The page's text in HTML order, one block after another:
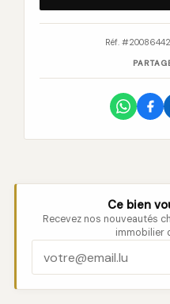
Réf.
Ce bien
Recevez nos nouveautés
immobilier